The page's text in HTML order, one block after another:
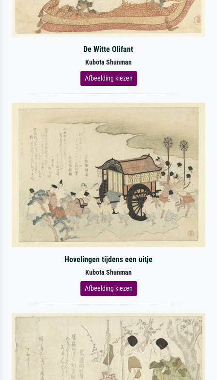
De Witte Olifant
Kubota Shunman
Afbeelding kiezen
Hovelingen tijdens een uitje
Kubota Shunman
Afbeelding kiezen